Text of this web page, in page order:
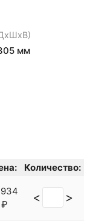
мм
Количество:
₽
< >